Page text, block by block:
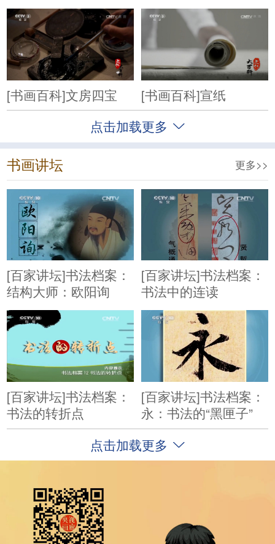
[书画百科]文房四宝
[书画百科]宣纸
点击加载更多
书画讲坛 更多>>
[百家讲坛]书法档案：
结构大师：欧阳询
[百家讲坛]书法档案：
书法中的连读
[百家讲坛]书法档案：
书法的转折点
[百家讲坛]书法档案：
永：书法的“黑匣子”
点击加载更多